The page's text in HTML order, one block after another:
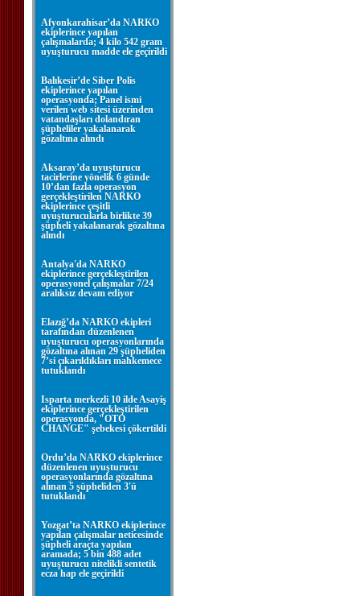
Afyonkarahisar’da NARKO
ekiplerince yapılan
çalışmalarda; 4 kilo 542 gram
uyuşturucu madde ele geçirildi
Balıkesir’de Siber Polis
ekiplerince yapılan
operasyonda; Panel ismi
verilen web sitesi üzerinden
vatandaşları dolandıran
şüpheliler yakalanarak
gözaltına alındı
Aksaray’da uyuşturucu
tacirlerine yönelik 6 günde
10’dan fazla operasyon
gerçekleştirilen NARKO
ekiplerince çeşitli
uyuşturucularla birlikte 39
şüpheli yakalanarak gözaltına
alındı
Antalya'da NARKO
ekiplerince gerçekleştirilen
operasyonel çalışmalar 7/24
aralıksız devam ediyor
Elazığ’da NARKO ekipleri
tarafından düzenlenen
uyuşturucu operasyonlarında
gözaltına alınan 29 şüpheliden
7’si çıkarıldıkları mahkemece
tutuklandı
Isparta merkezli 10 ilde Asayiş
ekiplerince gerçekleştirilen
operasyonda, "OTO
CHANGE" şebekesi çökertildi
Ordu’da NARKO ekiplerince
düzenlenen uyuşturucu
operasyonlarında gözaltına
alınan 5 şüpheliden 3'ü
tutuklandı
Yozgat’ta NARKO ekiplerince
yapılan çalışmalar neticesinde
şüpheli araçta yapılan
aramada; 5 bin 488 adet
uyuşturucu nitelikli sentetik
ecza hap ele geçirildi